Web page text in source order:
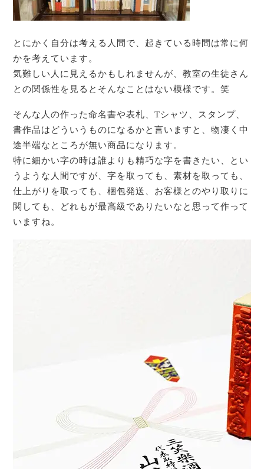
とにかく自分は考える人間で、起きている時間は常に何
かを考えています。
気難しい人に見えるかもしれませんが、教室の生徒さん
との関係性を見るとそんなことはない模様です。笑
そんな人の作った命名書や表札、Tシャツ、スタンプ、
書作品はどういうものになるかと言いますと、物凄く中
途半端なところが無い商品になります。
特に細かい字の時は誰よりも精巧な字を書きたい、とい
うような人間ですが、字を取っても、素材を取っても、
仕上がりを取っても、梱包発送、お客様とのやり取りに
関しても、どれもが最高級でありたいなと思って作って
いますね。